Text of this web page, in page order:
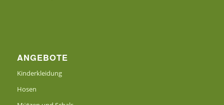
ANGEBOTE
Kinderkleidung
Hosen